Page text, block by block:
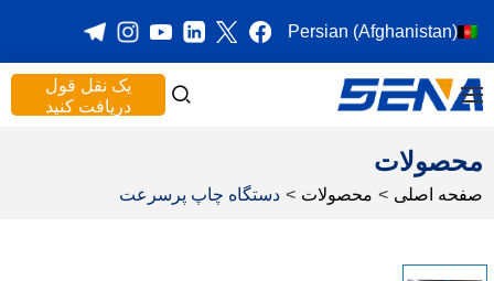
Persian (Afghanistan)
یک نقل قول
دریافت کنید
محصولات
صفحه اصلی > محصولات > دستگاه چاپ پرسرعت